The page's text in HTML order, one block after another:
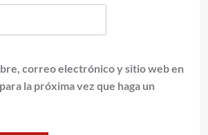
correo electrónico y sitio web en
la próxima vez que haga un